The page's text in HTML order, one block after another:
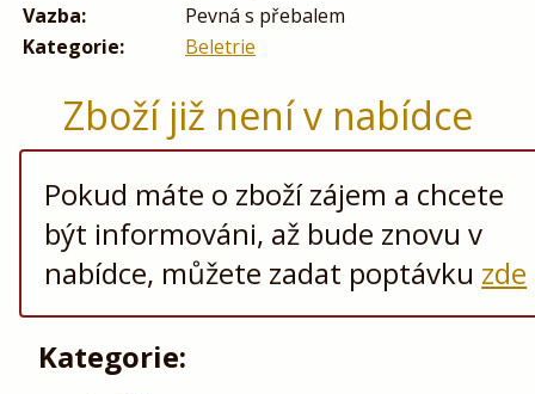
Vazba:
Pevná s přebalem
Kategorie:
Beletrie
Zboží již není v nabídce
Pokud máte o zboží zájem a chcete
být informováni, až bude znovu v
nabídce, můžete zadat poptávku zde
Kategorie: